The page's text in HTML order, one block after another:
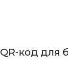
QR-код для